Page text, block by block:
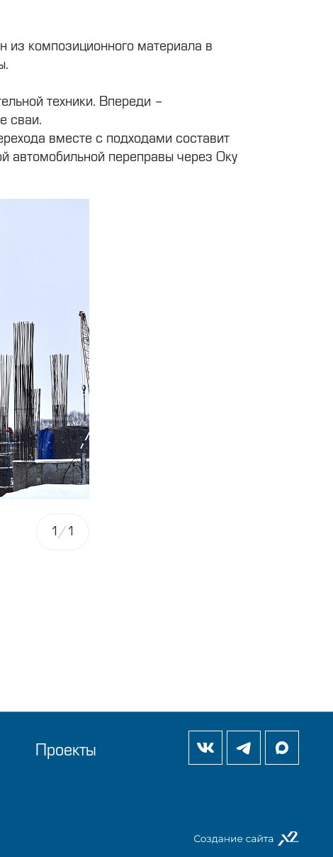
1/1
из композиционного материала в
техники. Впереди –
сваи.
вместе с подходами составит
автомобильной переправы через Оку
Проекты